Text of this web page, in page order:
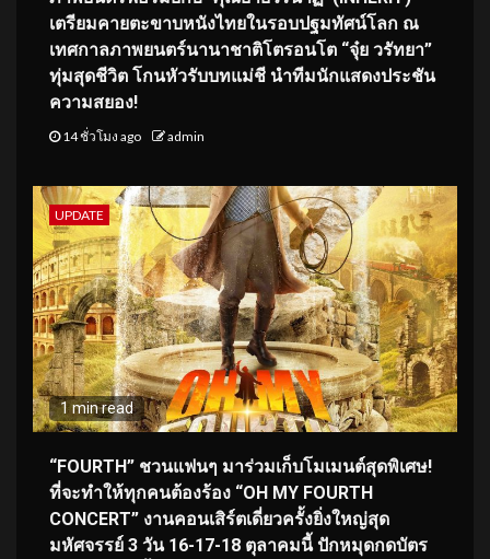
เตรียมคายตะขาบหนังไทยในรอบปฐมทัศน์โลก ณ
เทศกาลภาพยนตร์นานาชาติโตรอนโต “จุ๋ย วรัทยา”
ทุ่มสุดชีวิต โกนหัวรับบทแม่ชี นำทีมนักแสดงประชัน
ความสยอง!
14 ชั่วโมง ago admin
UPDATE
1 min read
“FOURTH” ชวนแฟนๆ มาร่วมเก็บโมเมนต์สุดพิเศษ!
ที่จะทำให้ทุกคนต้องร้อง “OH MY FOURTH
CONCERT” งานคอนเสิร์ตเดี่ยวครั้งยิ่งใหญ่สุด
มหัศจรรย์ 3 วัน 16-17-18 ตุลาคมนี้ ปักหมุดกดบัตร